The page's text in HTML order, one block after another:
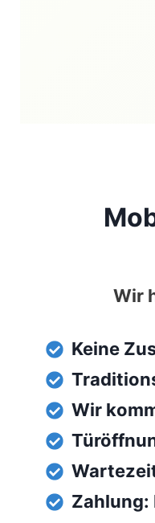
Wir
Keine
Wir
Zahlung: